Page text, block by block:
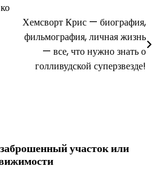
Хемсворт Крис — биография,
фильмография, личная жизнь
— все, что нужно знать о
голливудской суперзвезде!
участок или